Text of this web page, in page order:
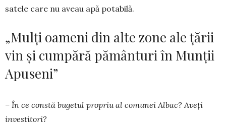
sa­te­le care nu aveau apă potabilă.
„Mulți oameni din alte zone ale țării
vin și cumpără pământuri în Munții
Apuseni”
– În ce constă bugetul propriu al comu­nei Albac? Aveți
investitori?